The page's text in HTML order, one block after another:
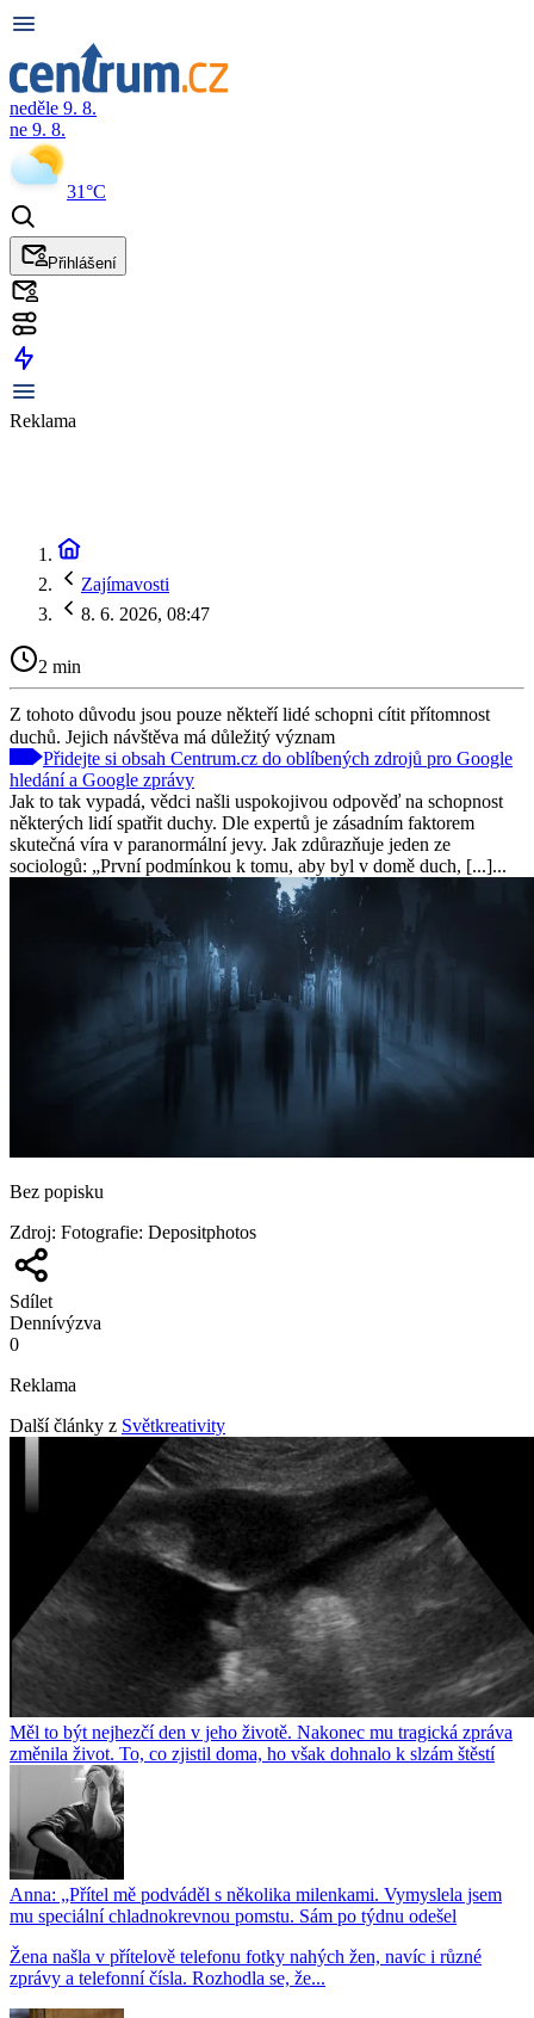
neděle 9. 8.
ne 9. 8.
31°C
Přihlášení
Reklama
Zajímavosti
8. 6. 2026, 08:47
2 min
Z tohoto důvodu jsou pouze někteří lidé schopni cítit přítomnost
duchů. Jejich návštěva má důležitý význam
Přidejte si obsah Centrum.cz do oblíbených zdrojů pro Google
hledání a Google zprávy
Jak to tak vypadá, vědci našli uspokojivou odpověď na schopnost
některých lidí spatřit duchy. Dle expertů je zásadním faktorem
skutečná víra v paranormální jevy. Jak zdůrazňuje jeden ze
sociologů: „První podmínkou k tomu, aby byl v domě duch, [...]...
Bez popisku
Zdroj: Fotografie: Depositphotos
Sdílet
Dennívýzva
0
Reklama
Další články z Světkreativity
Měl to být nejhezčí den v jeho životě. Nakonec mu tragická zpráva
změnila život. To, co zjistil doma, ho však dohnalo k slzám štěstí
Anna: „Přítel mě podváděl s několika milenkami. Vymyslela jsem
mu speciální chladnokrevnou pomstu. Sám po týdnu odešel
Žena našla v přítelově telefonu fotky nahých žen, navíc i různé
zprávy a telefonní čísla. Rozhodla se, že...